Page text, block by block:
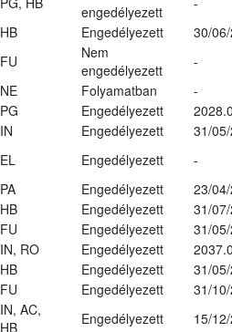
engedélyezett
HB Engedélyezett
30/
FU
Nem
engedélyezett
-
NE Folyamatban
-
PG Engedélyezett
IN Engedélyezett
31/
EL Engedélyezett
-
PA Engedélyezett
23/
HB Engedélyezett
31/
FU Engedélyezett
31/
IN, RO Engedélyezett
HB Engedélyezett
31/
FU Engedélyezett
31/
IN, AC,
HB
Engedélyezett
15/